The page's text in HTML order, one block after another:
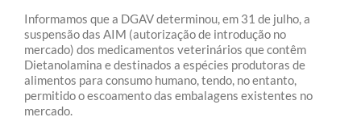
Informamos que a DGAV determinou, em 31 de julho, a
suspensão das AIM (autorização de introdução no
mercado) dos medicamentos veterinários que contêm
Dietanolamina e destinados a espécies produtoras de
alimentos para consumo humano, tendo, no entanto,
permitido o escoamento das embalagens existentes no
mercado.